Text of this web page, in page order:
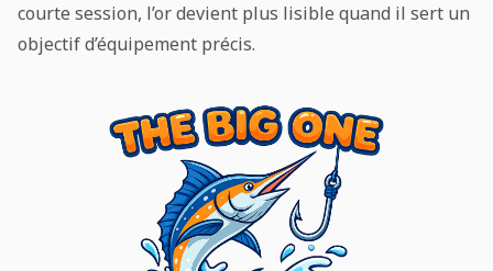
courte session, l’or devient plus lisible quand il sert un
objectif d’équipement précis.